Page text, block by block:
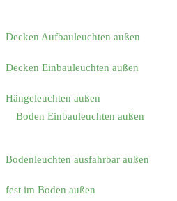
Decken Aufbauleuchten außen
Decken Einbauleuchten außen
Hängeleuchten außen
Boden Einbauleuchten außen
Bodenleuchten ausfahrbar außen
fest im Boden außen